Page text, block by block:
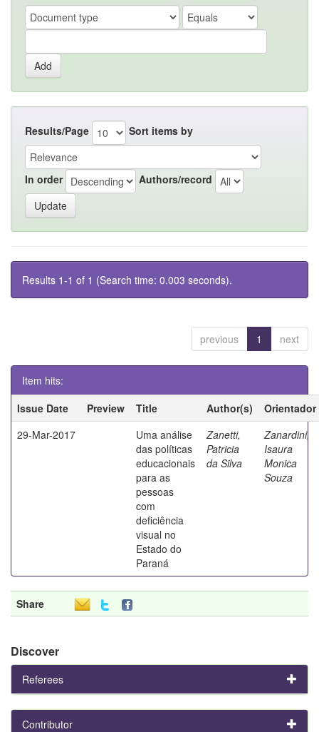
Results/Page Sort items by
In order Authors/record
Results 1-1 of 1 (Search time: 0.003 seconds).
previous 1 next
Item hits:
Issue Date
Preview Title Author(s)
Orientador
29-Mar-2017
Uma análise
das políticas
educacionais
para as
pessoas
com
deficiência
visual no
Estado do
Paraná
Zanetti,
Patricia
da Silva
Zanardini,
Isaura
Monica
Souza
Share
Discover
Referees
Contributor